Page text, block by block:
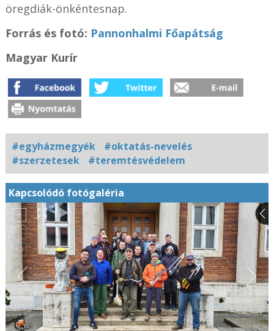
öregdiák-önkéntesnap.
Forrás és fotó: Pannonhalmi Főapátság
Magyar Kurír
#egyházmegyék
#oktatás-nevelés
#szerzetesek
#teremtésvédelem
Kapcsolódó fotógaléria